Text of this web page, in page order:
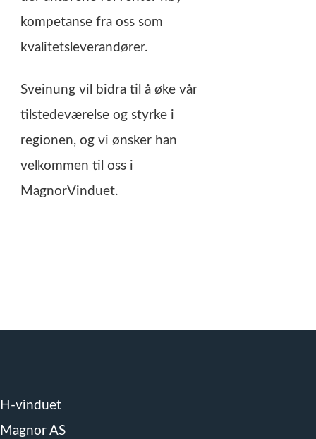
kompetanse fra oss som
kvalitetsleverandører.
Sveinung vil bidra til å øke vår
tilstedeværelse og styrke i
regionen, og vi ønsker han
velkommen til oss i
MagnorVinduet.
H-vinduet
Magnor AS